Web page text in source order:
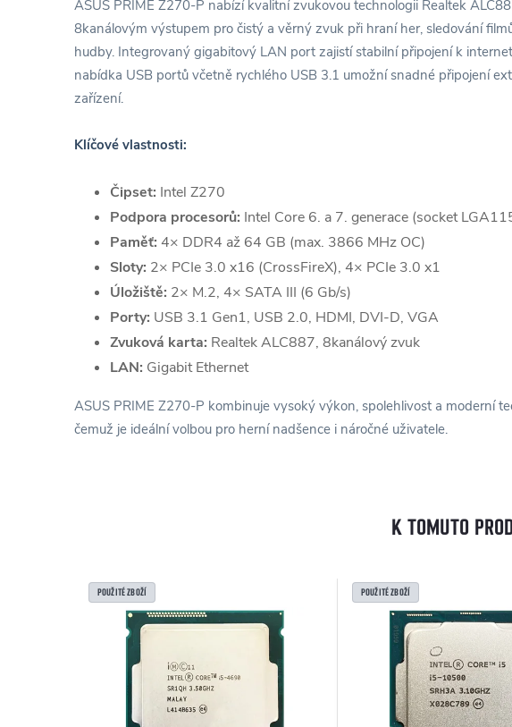
ASUS PRIME Z270-P nabízí kvalitní zvukovou technologii Realtek
8kanálovým výstupem pro čistý a věrný zvuk při hraní her, sledování
hudby. Integrovaný gigabitový LAN port zajistí stabilní připojení k
nabídka USB portů včetně rychlého USB 3.1 umožní snadné připojení
zařízení.
Klíčové vlastnosti:
Čipset: Intel Z270
Podpora procesorů: Intel Core 6. a 7. generace (socket
Paměť: 4× DDR4 až 64 GB (max. 3866 MHz OC)
Sloty: 2× PCIe 3.0 x16 (CrossFireX), 4× PCIe 3.0 x1
Úložiště: 2× M.2, 4× SATA III (6 Gb/s)
Porty: USB 3.1 Gen1, USB 2.0, HDMI, DVI-D, VGA
Zvuková karta: Realtek ALC887, 8kanálový zvuk
LAN: Gigabit Ethernet
ASUS PRIME Z270-P kombinuje vysoký výkon, spolehlivost a moderní
čemuž je ideální volbou pro herní nadšence i náročné uživatele.
K TOMUTO
POUŽITÉ ZBOŽÍ POUŽITÉ ZBOŽÍ